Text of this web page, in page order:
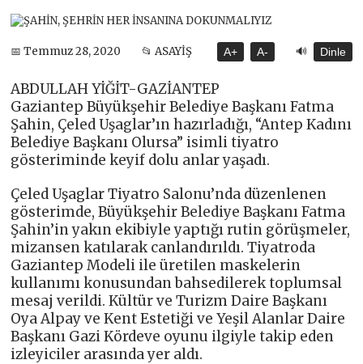
📅 Temmuz 28, 2020 📂 ASAYİŞ A+ A- 🔊 Dinle
ABDULLAH YİĞİT-GAZİANTEP
Gaziantep Büyükşehir Belediye Başkanı Fatma
Şahin, Çeled Uşaglar’ın hazırladığı, “Antep Kadını
Belediye Başkanı Olursa” isimli tiyatro
gösteriminde keyif dolu anlar yaşadı.
Çeled Uşaglar Tiyatro Salonu’nda düzenlenen
gösterimde, Büyükşehir Belediye Başkanı Fatma
Şahin’in yakın ekibiyle yaptığı rutin görüşmeler,
mizansen katılarak canlandırıldı. Tiyatroda
Gaziantep Modeli ile üretilen maskelerin
kullanımı konusundan bahsedilerek toplumsal
mesaj verildi. Kültür ve Turizm Daire Başkanı
Oya Alpay ve Kent Estetiği ve Yeşil Alanlar Daire
Başkanı Gazi Kördeve oyunu ilgiyle takip eden
izleyiciler arasında yer aldı.